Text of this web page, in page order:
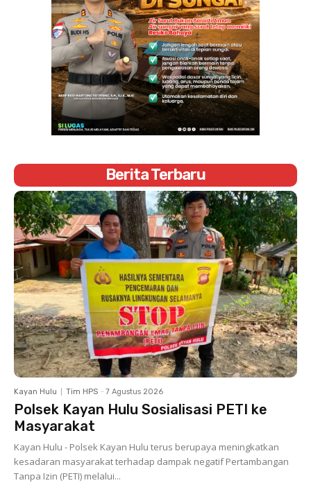
Berita Terbaru
Kayan Hulu Tim HPS - 7 Agustus 2026
Polsek Kayan Hulu Sosialisasi PETI ke
Masyarakat
Kayan Hulu - Polsek Kayan Hulu terus berupaya meningkatkan
kesadaran masyarakat terhadap dampak negatif Pertambangan
Tanpa Izin (PETI) melalui...